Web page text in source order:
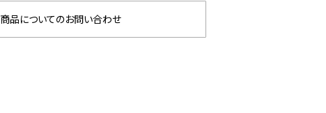
商品についてのお問い合わせ